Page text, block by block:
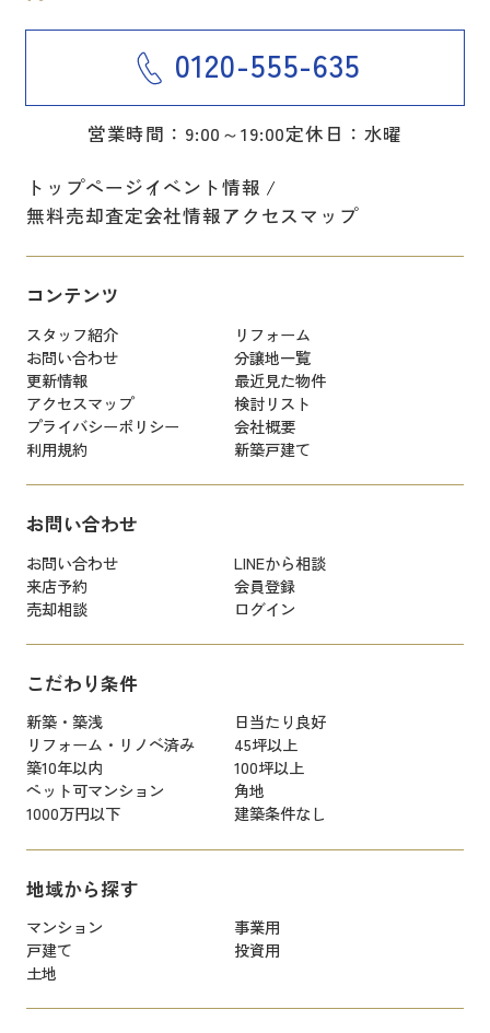
0120-555-635
営業時間：9:00～19:00定休日：水曜
トップページイベント情報
無料売却査定会社情報アクセスマップ
コンテンツ
スタッフ紹介
リフォーム
お問い合わせ
分譲地一覧
更新情報
最近見た物件
アクセスマップ
検討リスト
プライバシーポリシー
会社概要
利用規約
新築戸建て
お問い合わせ
お問い合わせ
LINEから相談
来店予約
会員登録
売却相談
ログイン
こだわり条件
新築・築浅
日当たり良好
リフォーム・リノベ済み
45坪以上
築10年以内
100坪以上
ペット可マンション
角地
1000万円以下
建築条件なし
地域から探す
マンション
事業用
戸建て
投資用
土地